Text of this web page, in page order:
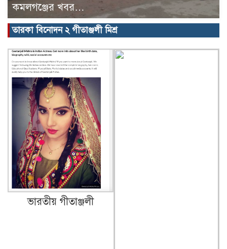
কমলগঞ্জের খবর…
তারকা বিনোদন ২ গীতাঞ্জলী মিশ্র
ভারতীয় গীতাঞ্জলী